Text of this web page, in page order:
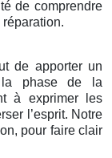
de comprendre
de apporter un
la phase de la
à exprimer les
l’esprit. Notre
pour faire clair